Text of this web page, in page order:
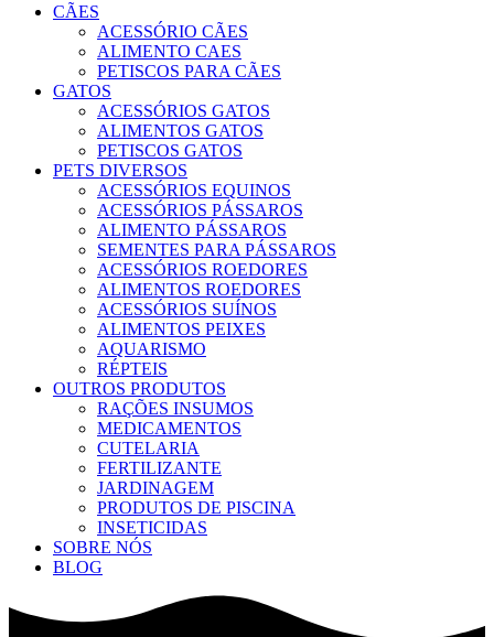
CÃES
ACESSÓRIO CÃES
ALIMENTO CAES
PETISCOS PARA CÃES
GATOS
ACESSÓRIOS GATOS
ALIMENTOS GATOS
PETISCOS GATOS
PETS DIVERSOS
ACESSÓRIOS EQUINOS
ACESSÓRIOS PÁSSAROS
ALIMENTO PÁSSAROS
SEMENTES PARA PÁSSAROS
ACESSÓRIOS ROEDORES
ALIMENTOS ROEDORES
ACESSÓRIOS SUÍNOS
ALIMENTOS PEIXES
AQUARISMO
RÉPTEIS
OUTROS PRODUTOS
RAÇÕES INSUMOS
MEDICAMENTOS
CUTELARIA
FERTILIZANTE
JARDINAGEM
PRODUTOS DE PISCINA
INSETICIDAS
SOBRE NÓS
BLOG